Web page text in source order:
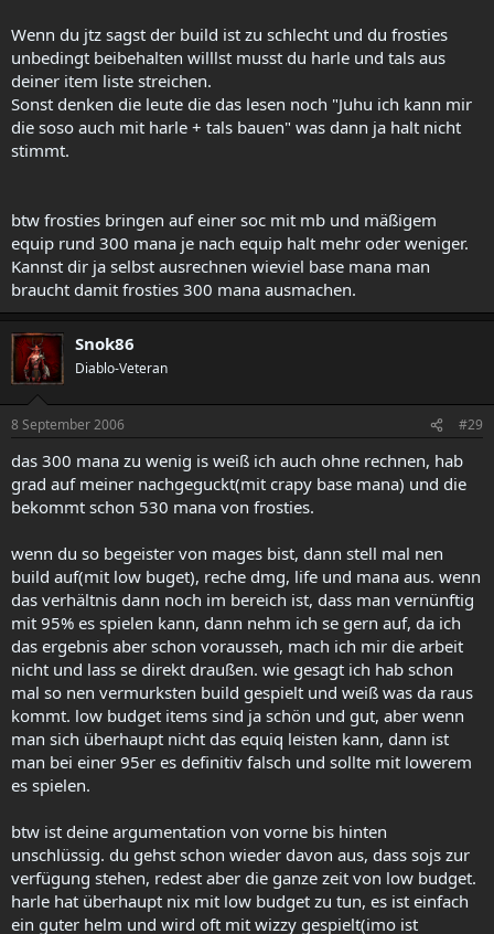
Wenn du jtz sagst der build ist zu schlecht und du frosties
unbedingt beibehalten willlst musst du harle und tals aus
deiner item liste streichen.
Sonst denken die leute die das lesen noch "Juhu ich kann mir
die soso auch mit harle + tals bauen" was dann ja halt nicht
stimmt.
btw frosties bringen auf einer soc mit mb und mäßigem
equip rund 300 mana je nach equip halt mehr oder weniger.
Kannst dir ja selbst ausrechnen wieviel base mana man
braucht damit frosties 300 mana ausmachen.
Snok86
Diablo-Veteran
8 September 2006 #29
das 300 mana zu wenig is weiß ich auch ohne rechnen, hab
grad auf meiner nachgeguckt(mit crapy base mana) und die
bekommt schon 530 mana von frosties.
wenn du so begeister von mages bist, dann stell mal nen
build auf(mit low buget), reche dmg, life und mana aus. wenn
das verhältnis dann noch im bereich ist, dass man vernünftig
mit 95% es spielen kann, dann nehm ich se gern auf, da ich
das ergebnis aber schon vorausseh, mach ich mir die arbeit
nicht und lass se direkt draußen. wie gesagt ich hab schon
mal so nen vermurksten build gespielt und weiß was da raus
kommt. low budget items sind ja schön und gut, aber wenn
man sich überhaupt nicht das equiq leisten kann, dann ist
man bei einer 95er es definitiv falsch und sollte mit lowerem
es spielen.
btw ist deine argumentation von vorne bis hinten
unschlüssig. du gehst schon wieder davon aus, dass sojs zur
verfügung stehen, redest aber die ganze zeit von low budget.
harle hat überhaupt nix mit low budget zu tun, es ist einfach
ein guter helm und wird oft mit wizzy gespielt(imo ist